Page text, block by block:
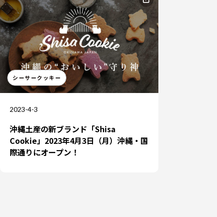
シーサークッキー
2023-4-3
沖縄土産の新ブランド「Shisa
Cookie」2023年4月3日（月）沖縄・国
際通りにオープン！